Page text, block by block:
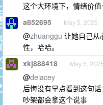
这个大环境下，情绪价值
a852695 May 5, 2025
@zhuanggu 让她自己从
性，哈哈。
xkj888418 May 5, 2025
@delacey
后悔没有早点看到这句
吵架都会拿这个说事